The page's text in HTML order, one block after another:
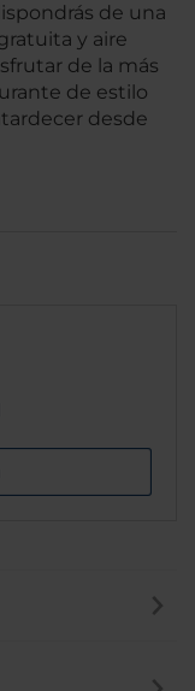
de una
y aire
de la más
de estilo
desde